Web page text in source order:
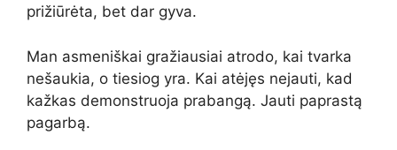
prižiūrėta, bet dar gyva.
Man asmeniškai gražiausiai atrodo, kai tvarka
nešaukia, o tiesiog yra. Kai atėjęs nejauti, kad
kažkas demonstruoja prabangą. Jauti paprastą
pagarbą.